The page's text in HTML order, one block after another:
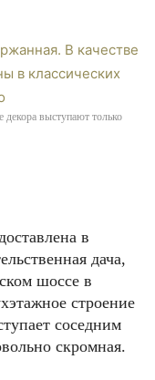
декора выступают только
в
дача,
шоссе в
строение
соседним
скромная.